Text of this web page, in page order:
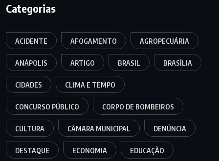
Categorias
ACIDENTE AFOGAMENTO AGROPECUÁRIA
ANÁPOLIS ARTIGO BRASIL BRASÍLIA
CIDADES CLIMA E TEMPO
CONCURSO PÚBLICO CORPO DE BOMBEIROS
CULTURA CÂMARA MUNICIPAL DENÚNCIA
DESTAQUE ECONOMIA EDUCAÇÃO